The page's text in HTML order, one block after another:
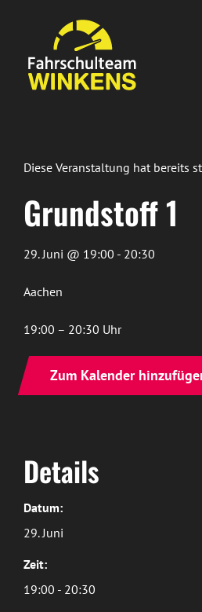
springen
Diese Veranstaltung hat bereits
Grundstoff 1
29. Juni @ 19:00 - 20:30
Aachen
19:00 – 20:30 Uhr
Zum Kalender
Details
Datum:
29. Juni
Zeit:
19:00 - 20:30